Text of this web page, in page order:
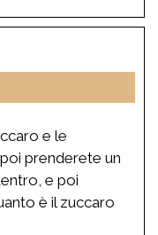
e le
prenderete un
e poi
è il zuccaro